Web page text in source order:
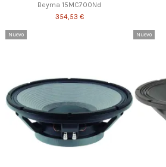
Beyma 15MC700Nd
354,53 €
Nuevo Nuevo